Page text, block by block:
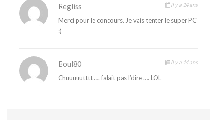
Regliss il y a 14 ans
Merci pour le concours. Je vais tenter le super PC
:)
Boul80 il y a 14 ans
Chuuuuutttt …. falait pas l’dire …. LOL